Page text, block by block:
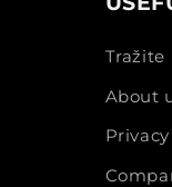
Tražite
About